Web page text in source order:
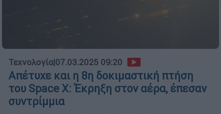
Τεχνολογία|07.03.2025 09:20
Απέτυχε και η 8η δοκιμαστική πτήση
του Space X: Έκρηξη στον αέρα, έπεσαν
συντρίμμια